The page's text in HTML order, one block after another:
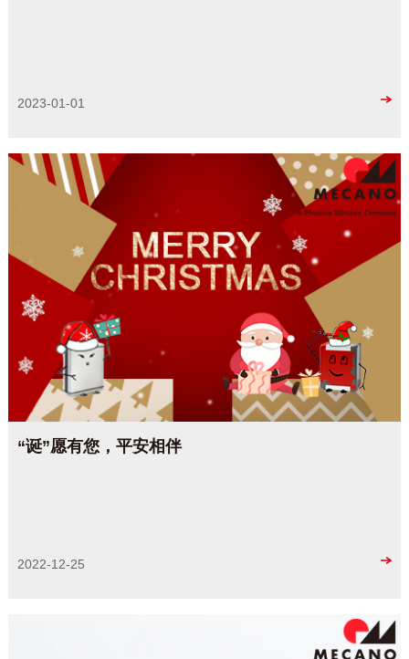
2023-01-01
“诞”愿有您，平安相伴
2022-12-25